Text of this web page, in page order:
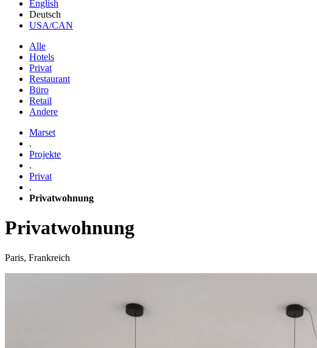
English
Deutsch
USA/CAN
Alle
Hotels
Privat
Restaurant
Büro
Retail
Andere
Marset
.
Projekte
.
Privat
.
Privatwohnung
Privatwohnung
Paris, Frankreich